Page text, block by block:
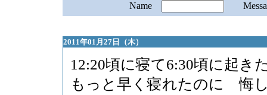
Name
2011年01月27日（木）
12:20頃に寝て6:30頃に起き
もっと早く寝れたのに 悔